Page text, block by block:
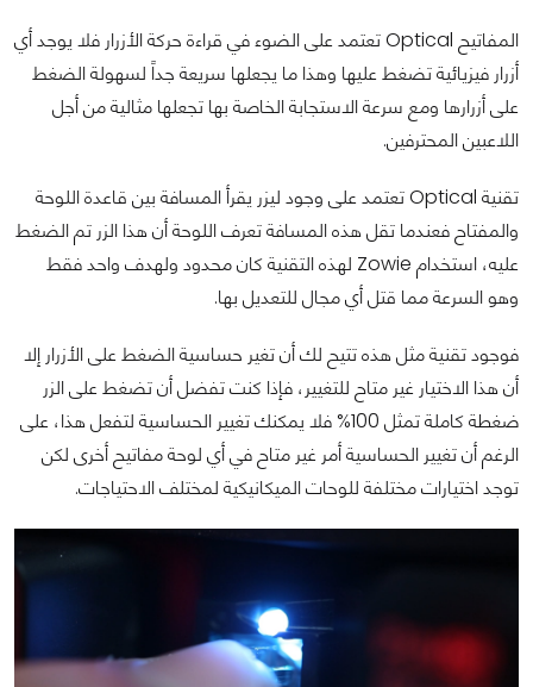
المفاتيح Optical تعتمد على الضوء في قراءة حركة الأزرار فلا يوجد أي
أزرار فيزيائية تضغط عليها وهذا ما يجعلها سريعة جداً لسهولة الضغط
على أزرارها ومع سرعة الاستجابة الخاصة بها تجعلها مثالية من أجل
اللاعبين المحترفين.
تقنية Optical تعتمد على وجود ليزر يقرأ المسافة بين قاعدة اللوحة
والمفتاح فعندما تقل هذه المسافة تعرف اللوحة أن هذا الزر تم الضغط
عليه، استخدام Zowie لهذه التقنية كان محدود ولهدف واحد فقط
وهو السرعة مما قتل أي مجال للتعديل بها.
فوجود تقنية مثل هذه تتيح لك أن تغير حساسية الضغط على الأزرار إلا
أن هذا الاختيار غير متاح للتغيير، فإذا كنت تفضل أن تضغط على الزر
ضغطة كاملة تمثل 100% فلا يمكنك تغيير الحساسية لتفعل هذا، على
الرغم أن تغيير الحساسية أمر غير متاح في أي لوحة مفاتيح أخرى لكن
توجد اختيارات مختلفة للوحات الميكانيكية لمختلف الاحتياجات.